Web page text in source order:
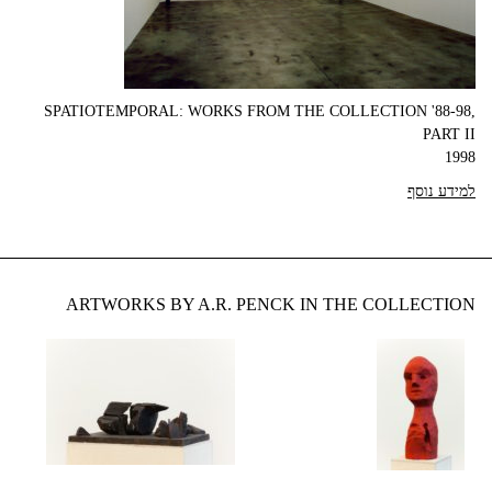
SPATIOTEMPORAL: WORKS FROM THE COLLECTION '88-98,
PART II
1998
למידע נוסף
ARTWORKS BY A.R. PENCK IN THE COLLECTION